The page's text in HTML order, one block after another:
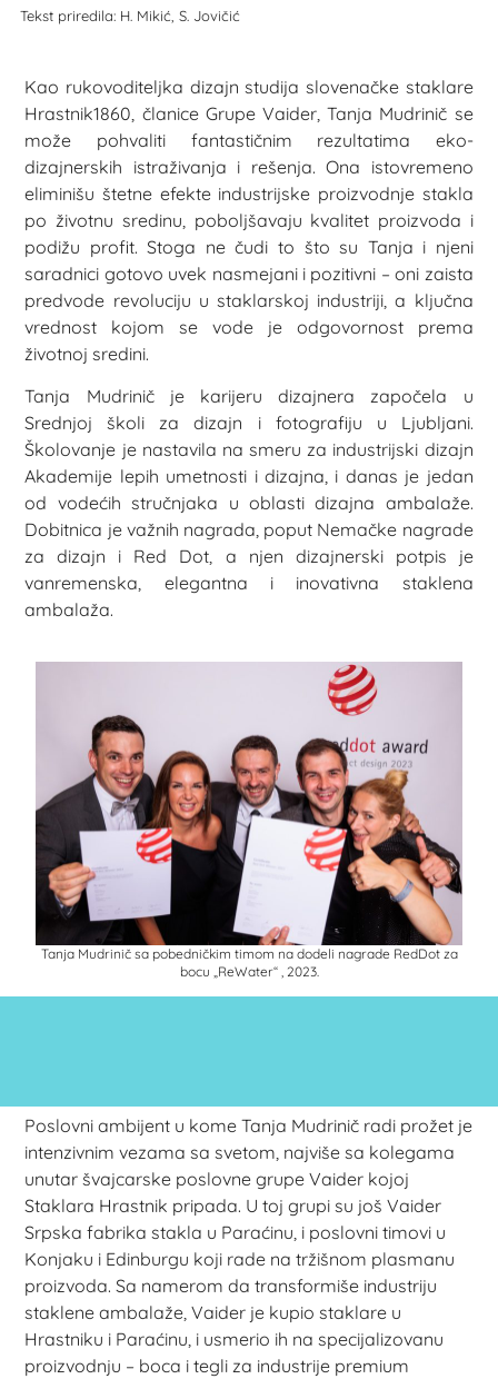
Tekst priredila: H. Mikić, S. Jovičić
Kao rukovoditeljka dizajn studija slovenačke staklare
Hrastnik1860, članice Grupe Vaider, Tanja Mudrinič se
može pohvaliti fantastičnim rezultatima eko-
dizajnerskih istraživanja i rešenja. Ona istovremeno
eliminišu štetne efekte industrijske proizvodnje stakla
po životnu sredinu, poboljšavaju kvalitet proizvoda i
podižu profit. Stoga ne čudi to što su Tanja i njeni
saradnici gotovo uvek nasmejani i pozitivni – oni zaista
predvode revoluciju u staklarskoj industriji, a ključna
vrednost kojom se vode je odgovornost prema
životnoj sredini.
Tanja Mudrinič je karijeru dizajnera započela u
Srednjoj školi za dizajn i fotografiju u Ljubljani.
Školovanje je nastavila na smeru za industrijski dizajn
Akademije lepih umetnosti i dizajna, i danas je jedan
od vodećih stručnjaka u oblasti dizajna ambalaže.
Dobitnica je važnih nagrada, poput Nemačke nagrade
za dizajn i Red Dot, a njen dizajnerski potpis je
vanremenska, elegantna i inovativna staklena
ambalaža.
Tanja Mudrinič sa pobedničkim timom na dodeli nagrade RedDot za
bocu „ReWater“ , 2023.
Poslovni ambijent u kome Tanja Mudrinič radi prožet je
intenzivnim vezama sa svetom, najviše sa kolegama
unutar švajcarske poslovne grupe Vaider kojoj
Staklara Hrastnik pripada. U toj grupi su još Vaider
Srpska fabrika stakla u Paraćinu, i poslovni timovi u
Konjaku i Edinburgu koji rade na tržišnom plasmanu
proizvoda. Sa namerom da transformiše industriju
staklene ambalaže, Vaider je kupio staklare u
Hrastniku i Paraćinu, i usmerio ih na specijalizovanu
proizvodnju – boca i tegli za industrije premium